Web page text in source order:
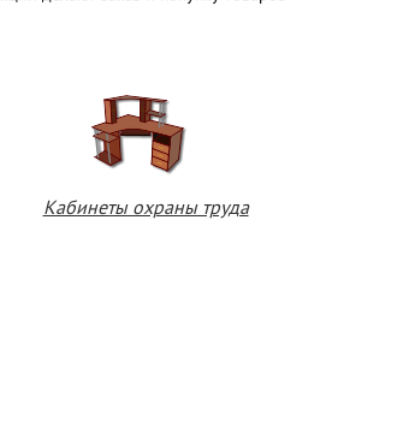
Кабинеты охраны труда